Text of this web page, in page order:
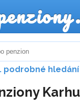
podrobné hledání